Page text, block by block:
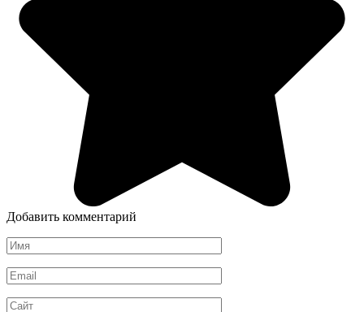
Добавить комментарий
Имя
*
Email
*
Сайт